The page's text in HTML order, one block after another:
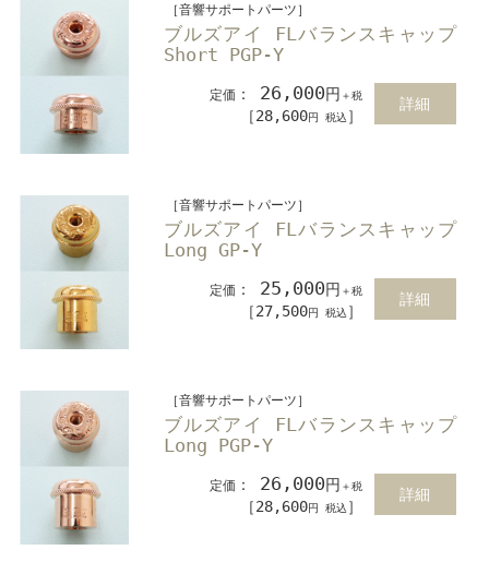
［音響サポートパーツ］
ブルズアイ FLバランスキャップ
Short PGP-Y
定価 ： 26,000円 ＋税
［28,600円 税込 ］
詳細
［音響サポートパーツ］
ブルズアイ FLバランスキャップ
Long GP-Y
定価 ： 25,000円 ＋税
［27,500円 税込 ］
詳細
［音響サポートパーツ］
ブルズアイ FLバランスキャップ
Long PGP-Y
定価 ： 26,000円 ＋税
［28,600円 税込 ］
詳細